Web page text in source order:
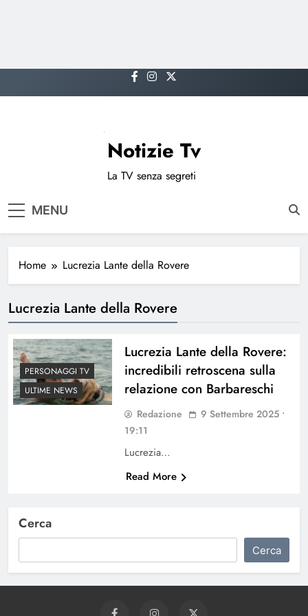
to
Notizie Tv
La TV senza segreti
MENU
Home Lucrezia Lante della Rovere
Lucrezia Lante della Rovere
PERSONAGGI TV
ULTIME NEWS
Lucrezia Lante della Rovere:
incredibili retroscena sulla
relazione con Barbareschi
Redazione
9 Settembre 2025 •
19:11
Lucrezia…
Read More
Cerca
Cerca